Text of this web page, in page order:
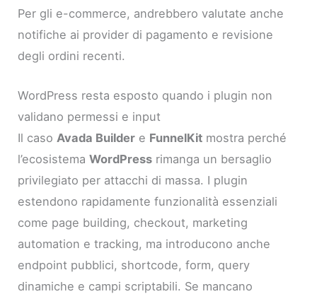
Per gli e-commerce, andrebbero valutate anche
notifiche ai provider di pagamento e revisione
degli ordini recenti.
WordPress resta esposto quando i plugin non
validano permessi e input
Il caso Avada Builder e FunnelKit mostra perché
l’ecosistemaWordPress rimanga un bersaglio
privilegiato per attacchi di massa. I plugin
estendono rapidamente funzionalità essenziali
come page building, checkout, marketing
automation e tracking, ma introducono anche
endpoint pubblici, shortcode, form, query
dinamiche e campi scriptabili. Se mancano